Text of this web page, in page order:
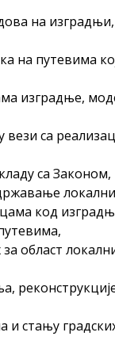
на
путевима
изградње,
са
са Законом,
код
област
стању